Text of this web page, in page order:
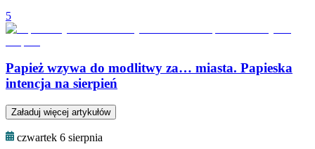
5
Papież wzywa do modlitwy za… miasta. Papieska
intencja na sierpień
Załaduj więcej artykułów
czwartek 6 sierpnia